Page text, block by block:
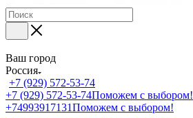
Ваш город
Россия
+7 (929) 572-53-74
+7 (929) 572-53-74Поможем с выбором!
+74993917131Поможем с выбором!